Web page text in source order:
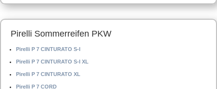
Pirelli Sommerreifen PKW
Pirelli P 7 CINTURATO S-I
Pirelli P 7 CINTURATO S-I XL
Pirelli P 7 CINTURATO XL
Pirelli P 7 CORD